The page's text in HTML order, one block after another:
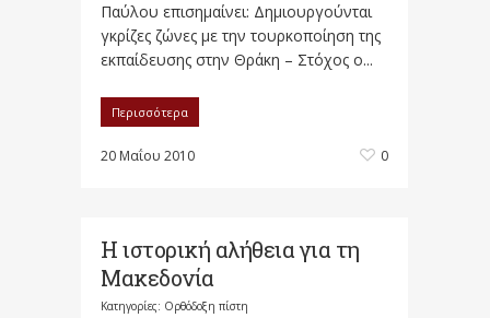
Παύλου επισημαίνει: Δημιουργούνται
γκρίζες ζώνες με την τουρκοποίηση της
εκπαίδευσης στην Θράκη – Στόχος ο...
Περισσότερα
20 Μαΐου 2010 0
H ιστορική αλήθεια για τη
Μακεδονία
Κατηγορίες: Ορθόδοξη πίστη